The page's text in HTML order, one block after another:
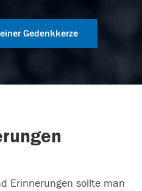
Gedenkkerze
Erinnerungen sollte man